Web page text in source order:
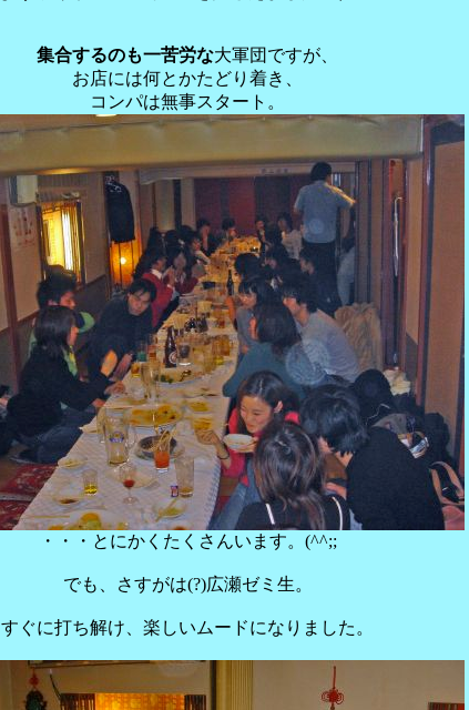
集合するのも一苦労な大軍団ですが、
お店には何とかたどり着き、
コンパは無事スタート。
・・・とにかくたくさんいます。(^^;;
でも、さすがは(?)広瀬ゼミ生。
すぐに打ち解け、楽しいムードになりました。